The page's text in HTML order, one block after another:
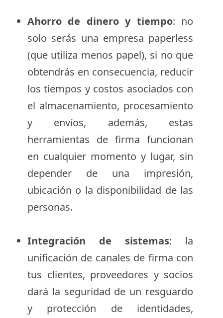
Ahorro de dinero y tiempo: no
solo serás una empresa paperless
(que utiliza menos papel), si no que
obtendrás en consecuencia, reducir
los tiempos y costos asociados con
el almacenamiento, procesamiento
y envíos, además, estas
herramientas de firma funcionan
en cualquier momento y lugar, sin
depender de una impresión,
ubicación o la disponibilidad de las
personas.
Integración de sistemas: la
unificación de canales de firma con
tus clientes, proveedores y socios
dará la seguridad de un resguardo
y protección de identidades,